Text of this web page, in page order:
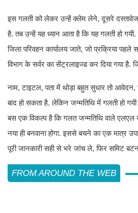
इस गलती को लेकर उन्हें क्लेम लेने, दूसरे दस्तावेज
है. तब उन्हें यह ध्यान आता है कि यह गलती हो
जिला परिवहन कार्यालय जाते, जो प्रक्रिया पहले
विभाग के सर्वर का सेंट्रलाइज्ड कर दिया गया है.
नाम, टाइटल, पता में थोड़ा बहुत सुधार तो
बाद हो सकता है. लेकिन जन्मतिथि में गलती हो
बस एक विकल्प है कि गलत जन्मतिथि वाले एलएल
नया ही बनवाना होगा. इससे बचने का एक मात्र
पूरी जानकारी सही से भरे जांच ले, फिर समिट
FROM AROUND THE WEB